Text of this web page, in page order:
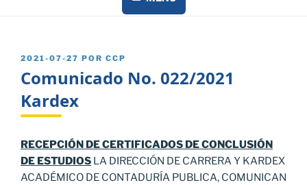
PUBLICADO
2021-07-27 POR CCP
Comunicado No. 022/2021
Kardex
RECEPCIÓN DE CERTIFICADOS DECONCLUSIÓN
DE ESTUDIOS LA DIRECCIÓN DE CARRERA Y KARDEX
ACADÉMICO DE CONTADURÍA PUBLICA, COMUNICAN